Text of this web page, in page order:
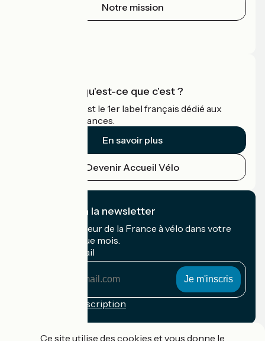
Notre mission
Accueil Vélo qu'est-ce que c'est ?
Accueil Vélo c'est le 1er label français dédié aux
cyclistes en vacances.
En savoir plus
Devenir Accueil Vélo
Je m'abonne à la newsletter
Recevez le meilleur de la France à vélo dans votre
boîte mail chaque mois.
Mon adresse mail
Conditions d'inscription
Ce site utilise des cookies et vous donne le